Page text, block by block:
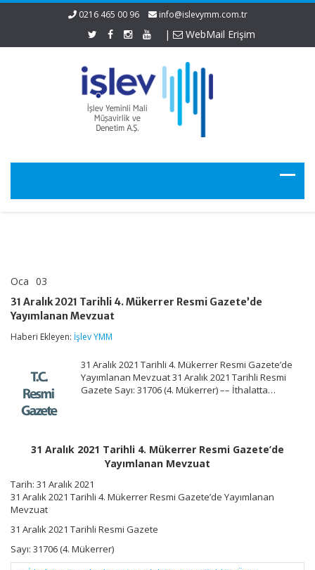
0216 465 00 96 info@islevymm.com.tr
| WebMail Erişim
Oca 03
2021
Tarihli
Mükerrer
Gazete’de
Yayımlanan
Mevzuat
31 Aralık 2021 Tarihli 4. Mükerrer Resmi Gazete’de
Yayımlanan Mevzuat
Haberi Ekleyen: İşlev YMM
31 Aralık 2021 Tarihli 4. Mükerrer Resmi Gazete’de
Yayımlanan Mevzuat 31 Aralık 2021 Tarihli Resmi
Gazete Sayı: 31706 (4. Mükerrer) –– İthalatta…
31 Aralık 2021 Tarihli 4. Mükerrer Resmi Gazete’de
Yayımlanan Mevzuat
Tarih: 31 Aralık 2021
31 Aralık 2021 Tarihli 4. Mükerrer Resmi Gazete’de Yayımlanan
Mevzuat
31 Aralık 2021 Tarihli Resmi Gazete
Sayı: 31706 (4. Mükerrer)